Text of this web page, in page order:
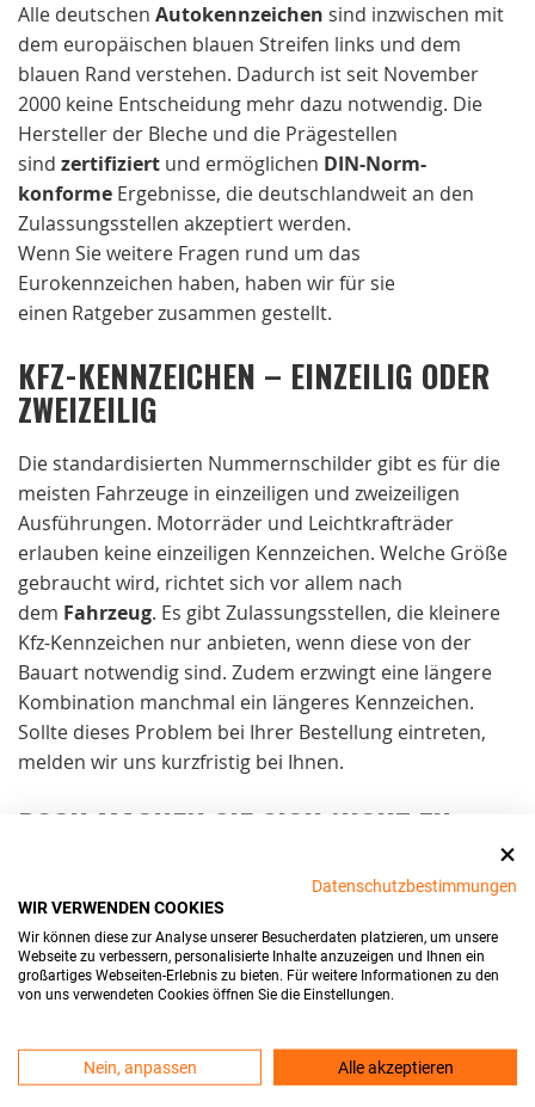
Alle deutschen Autokennzeichen sind inzwischen mit
dem europäischen blauen Streifen links und dem
blauen Rand verstehen. Dadurch ist seit November
2000 keine Entscheidung mehr dazu notwendig. Die
Hersteller der Bleche und die Prägestellen
sind zertifiziert und ermöglichen DIN-Norm-
konforme Ergebnisse, die deutschlandweit an den
Zulassungsstellen akzeptiert werden.
Wenn Sie weitere Fragen rund um das
Eurokennzeichen haben, haben wir für sie
einen Ratgeber zusammen gestellt.
KFZ-KENNZEICHEN – EINZEILIG ODER
ZWEIZEILIG
Die standardisierten Nummernschilder gibt es für die
meisten Fahrzeuge in einzeiligen und zweizeiligen
Ausführungen. Motorräder und Leichtkrafträder
erlauben keine einzeiligen Kennzeichen. Welche Größe
gebraucht wird, richtet sich vor allem nach
dem Fahrzeug. Es gibt Zulassungsstellen, die kleinere
Kfz-Kennzeichen nur anbieten, wenn diese von der
Bauart notwendig sind. Zudem erzwingt eine längere
Kombination manchmal ein längeres Kennzeichen.
Sollte dieses Problem bei Ihrer Bestellung eintreten,
melden wir uns kurzfristig bei Ihnen.
DOCH MACHEN SIE SICH NICHT ZU
Zulassungsstellen kennen meist die Möglichkeiten und
Grenzen eines Kfz-Kennzeichens und sichern nur
tatsächlich mögliche Kombinationen zu. Deswegen ist
es umso wichtiger, dass
reservieren . In den meisten Fällen ist die Reservierung
desWunschkennzeichens inzwischen bei den
Datenschutzbestimmungen
WIR VERWENDEN COOKIES
Wir können diese zur Analyse unserer Besucherdaten platzieren, um unsere
Webseite zu verbessern, personalisierte Inhalte anzuzeigen und Ihnen ein
großartiges Webseiten-Erlebnis zu bieten. Für weitere Informationen zu den
von uns verwendeten Cookies öffnen Sie die Einstellungen.
Nein, anpassen Alle akzeptieren